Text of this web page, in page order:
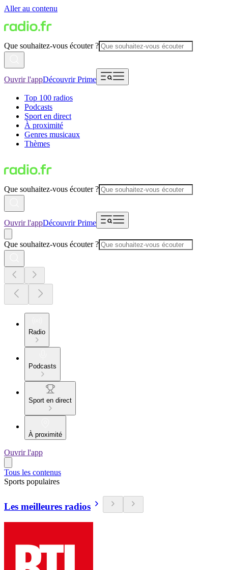
Aller au contenu
Que souhaitez-vous écouter ?
Ouvrir l'appDécouvrir Prime
Top 100 radios
Podcasts
Sport en direct
À proximité
Genres musicaux
Thèmes
Que souhaitez-vous écouter ?
Ouvrir l'appDécouvrir Prime
Que souhaitez-vous écouter ?
Radio
Podcasts
Sport en direct
À proximité
Ouvrir l'app
Tous les contenus
Sports populaires
Les meilleures radios